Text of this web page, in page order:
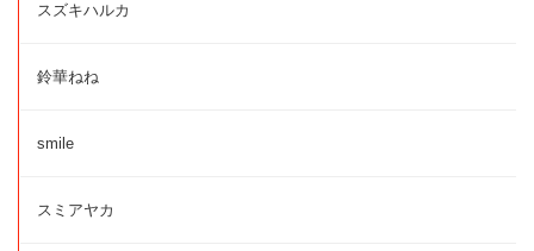
スズキハルカ
鈴華ねね
smile
スミアヤカ